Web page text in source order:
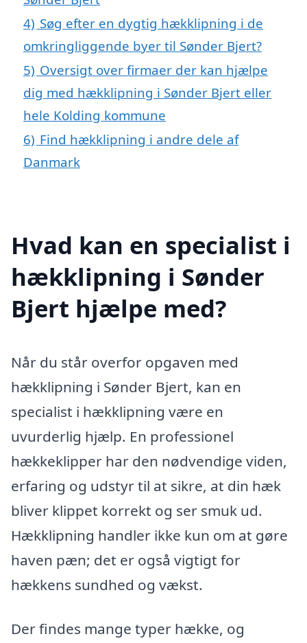
4) Søg efter en dygtig hækklipning i de
omkringliggende byer til Sønder Bjert?
5) Oversigt over firmaer der kan hjælpe
dig med hækklipning i Sønder Bjert eller
hele Kolding kommune
6) Find hækklipning i andre dele af
Danmark
Hvad kan en specialist i
hækklipning i Sønder
Bjert hjælpe med?
Når du står overfor opgaven med
hækklipning i Sønder Bjert, kan en
specialist i hækklipning være en
uvurderlig hjælp. En professionel
hækkeklipper har den nødvendige viden,
erfaring og udstyr til at sikre, at din hæk
bliver klippet korrekt og ser smuk ud.
Hækklipning handler ikke kun om at gøre
haven pæn; det er også vigtigt for
hækkens sundhed og vækst.
Der findes mange typer hække, og